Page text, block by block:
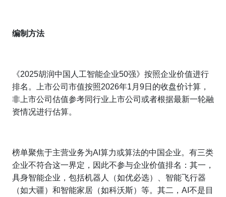
编制方法
《2025胡润中国人工智能企业50强》按照企业价值进行
排名。上市公司市值按照2026年1月9日的收盘价计算，
非上市公司估值参考同行业上市公司或者根据最新一轮融
资情况进行估算。
榜单聚焦于主营业务为AI算力或算法的中国企业。有三类
企业不符合这一界定，因此不参与企业价值排名：其一，
具身智能企业，包括机器人（如优必选）、智能飞行器
（如大疆）和智能家居（如科沃斯）等。其二，AI不是目